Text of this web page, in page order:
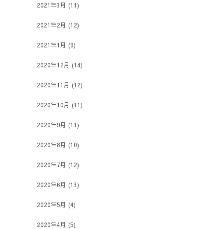
2021年3月 (11)
2021年2月 (12)
2021年1月 (9)
2020年12月 (14)
2020年11月 (12)
2020年10月 (11)
2020年9月 (11)
2020年8月 (10)
2020年7月 (12)
2020年6月 (13)
2020年5月 (4)
2020年4月 (5)